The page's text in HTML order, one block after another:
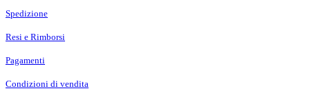
Spedizione
Resi e Rimborsi
Pagamenti
Condizioni di vendita